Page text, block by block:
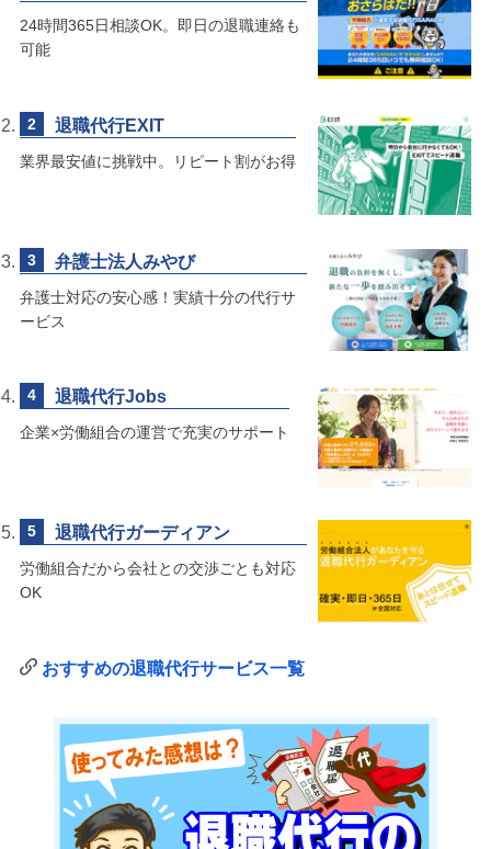
24時間365日相談OK。即日の退職連絡も
可能
退職代行EXIT
業界最安値に挑戦中。リピート割がお得
弁護士法人みやび
弁護士対応の安心感！実績十分の代行サ
ービス
退職代行Jobs
企業×労働組合の運営で充実のサポート
退職代行ガーディアン
労働組合だから会社との交渉ごとも対応
OK
おすすめの退職代行サービス一覧